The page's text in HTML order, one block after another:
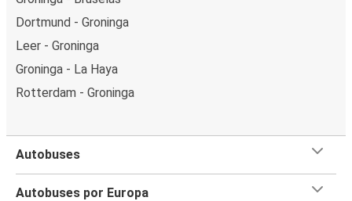
Dortmund - Groninga
Leer - Groninga
Groninga - La Haya
Rotterdam - Groninga
Autobuses
Autobuses por Europa